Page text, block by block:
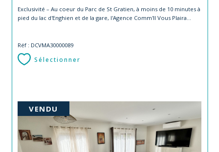
Exclusivité – Au coeur du Parc de St Gratien, à moins de 10 minutes à
pied du lac d'Enghien et de la gare, l'Agence Comm'Il Vous Plaira...
Réf : DCVMA30000089
Sélectionner
VENDU